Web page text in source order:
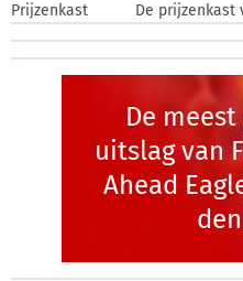
Prijzenkast De prijzenkast
De
uitslag van
Ahead